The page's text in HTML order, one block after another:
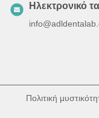
Ηλεκτρονικό
Πολιτική